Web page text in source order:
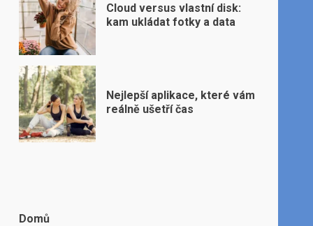
Cloud versus vlastní disk:
kam ukládat fotky a data
Nejlepší aplikace, které vám
reálně ušetří čas
Domů